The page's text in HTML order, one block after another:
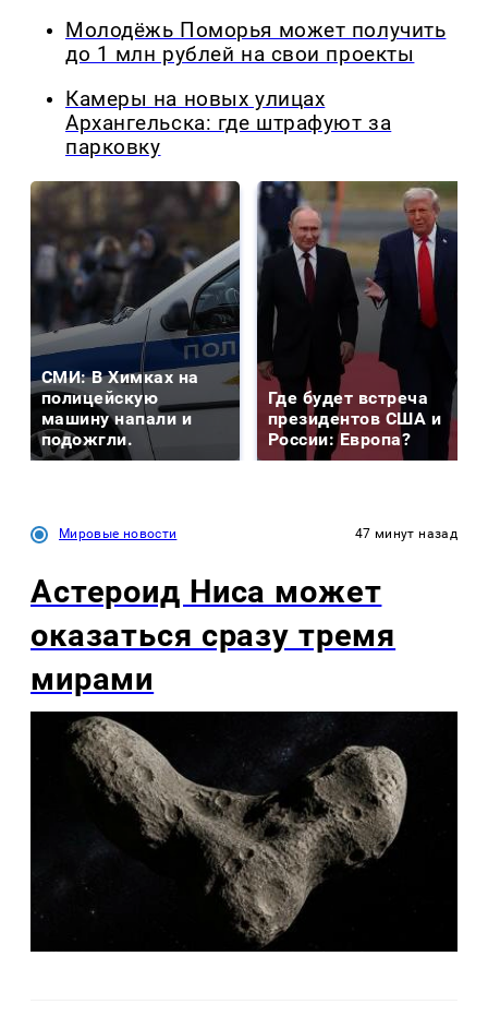
Молодёжь Поморья может получить
до 1 млн рублей на свои проекты
Камеры на новых улицах
Архангельска: где штрафуют за
парковку
СМИ: В Химках на
полицейскую
машину напали и
подожгли.
Где будет встреча
президентов США и
России: Европа?
Мировые новости 47 минут назад
Астероид Ниса может
оказаться сразу тремя
мирами